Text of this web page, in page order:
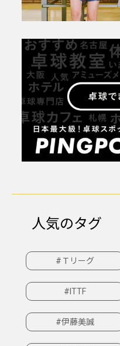
人気のタグ
#Ｔリーグ
#ITTF
#伊藤美誠